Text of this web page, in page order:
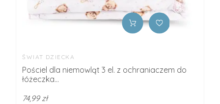
ŚWIAT DZIECKA
Pościel dla niemowląt 3 el. z ochraniaczem do
łóżeczka...
74,99 zł